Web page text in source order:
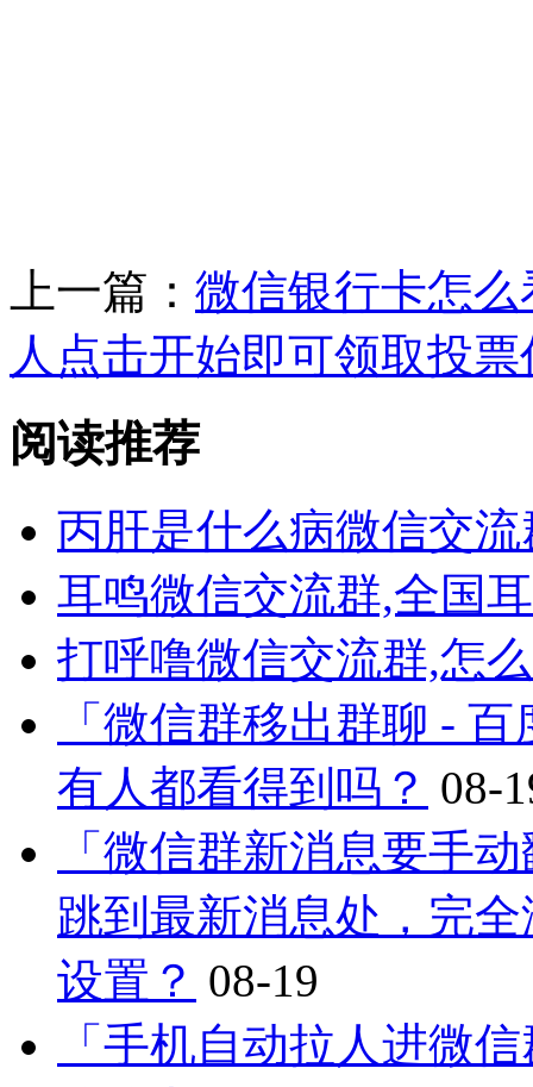
上一篇： 微信银行卡怎
人点击开始即可领取投票
阅读推荐
丙肝是什么病微信交
耳鸣微信交流群,全国
打呼噜微信交流群,怎
「微信群移出群聊 -
有人都看得到吗？ 08-
「微信群新消息要手
跳到最新消息处，完
设置？ 08-19
「手机自动拉人进微